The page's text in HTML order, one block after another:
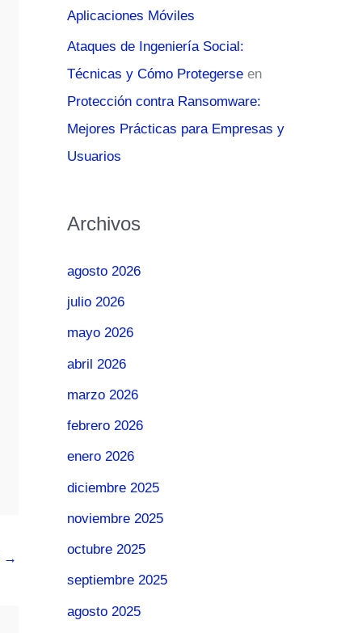
→
Aplicaciones Móviles
Ataques de Ingeniería Social:
Técnicas y Cómo Protegerse en
Protección contra Ransomware:
Mejores Prácticas para Empresas y
Usuarios
Archivos
agosto 2026
julio 2026
mayo 2026
abril 2026
marzo 2026
febrero 2026
enero 2026
diciembre 2025
noviembre 2025
octubre 2025
septiembre 2025
agosto 2025